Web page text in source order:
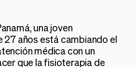
Entregas
una joven
años está cambiando el
médica con un
que la fisioterapia de